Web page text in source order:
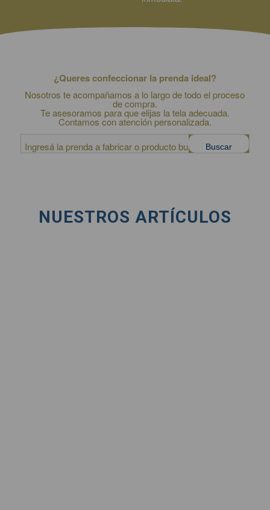
¿Queres confeccionar la prenda ideal?
Nosotros te acompañamos a lo largo de todo el proceso
de compra.
Te asesoramos para que elijas la tela adecuada.
Contamos con atención personalizada.
NUESTROS ARTÍCULOS